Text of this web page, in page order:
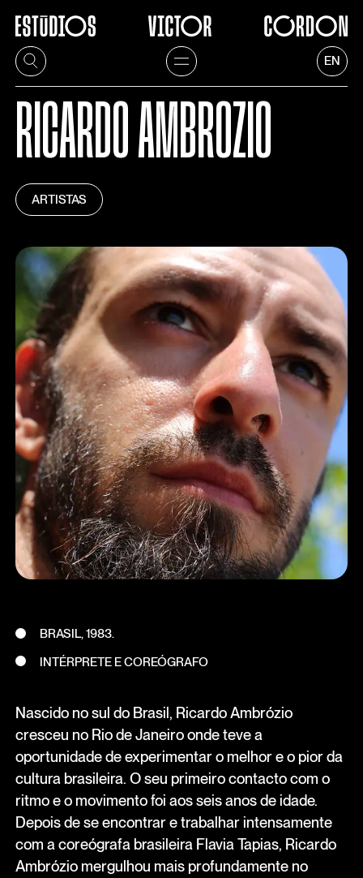
EN
RICARDO AMBROZIO
ARTISTAS
BRASIL, 1983.
INTÉRPRETE E COREÓGRAFO
Nascido no sul do Brasil, Ricardo Ambrózio
cresceu no Rio de Janeiro onde teve a
oportunidade de experimentar o melhor e o pior da
cultura brasileira. O seu primeiro contacto com o
ritmo e o movimento foi aos seis anos de idade.
Depois de se encontrar e trabalhar intensamente
com a coreógrafa brasileira Flavia Tapias, Ricardo
Ambrózio mergulhou mais profundamente no